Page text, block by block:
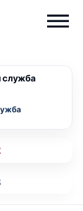
служба